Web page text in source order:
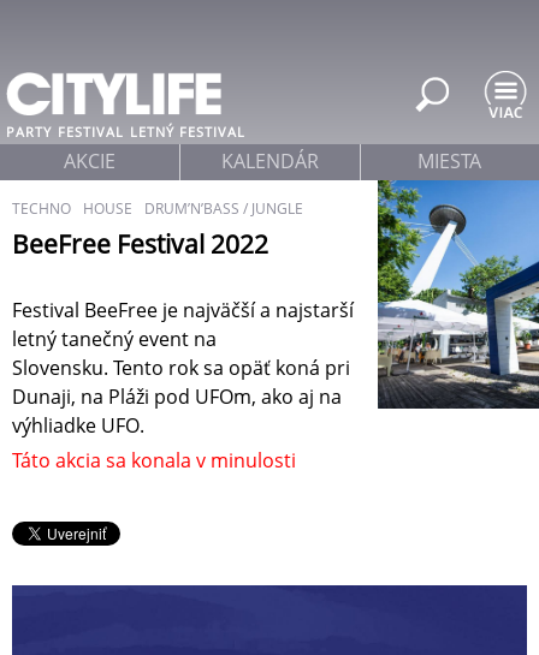
PARTY FESTIVAL LETNÝ FESTIVAL
TECHNO HOUSE DRUM’N’BASS / JUNGLE
BeeFree Festival 2022
Festival BeeFree je najväčší a najstarší
letný tanečný event na
Slovensku. Tento rok sa opäť koná pri
Dunaji, na Pláži pod UFOm, ako aj na
výhliadke UFO.
Táto akcia sa konala v minulosti
AKCIE KALENDÁR MIESTA